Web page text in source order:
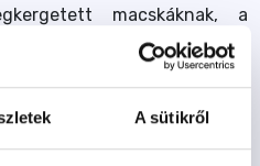
A sütikről
macskáknak, a
a megriadt kölyök kutyáknak
is. Fontosabb, mint valaha,
tartva éljünk, és ez
akkor, amikor nem csak
egy másik lényért is. Mi